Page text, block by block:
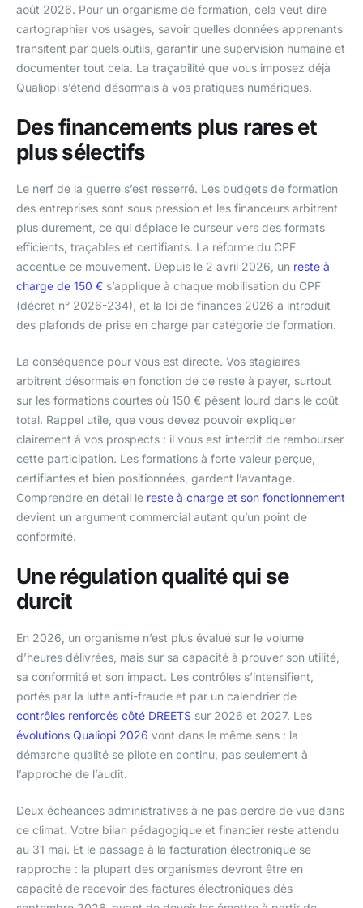
août 2026. Pour un organisme de formation, cela veut dire
cartographier vos usages, savoir quelles données apprenants
transitent par quels outils, garantir une supervision humaine et
documenter tout cela. La traçabilité que vous imposez déjà
Qualiopi s’étend désormais à vos pratiques numériques.
Des financements plus rares et
plus sélectifs
Le nerf de la guerre s’est resserré. Les budgets de formation
des entreprises sont sous pression et les financeurs arbitrent
plus durement, ce qui déplace le curseur vers des formats
efficients, traçables et certifiants. La réforme du CPF
accentue ce mouvement. Depuis le 2 avril 2026, un reste à
charge de 150 € s’applique à chaque mobilisation du CPF
(décret n° 2026-234), et la loi de finances 2026 a introduit
des plafonds de prise en charge par catégorie de formation.
La conséquence pour vous est directe. Vos stagiaires
arbitrent désormais en fonction de ce reste à payer, surtout
sur les formations courtes où 150 € pèsent lourd dans le coût
total. Rappel utile, que vous devez pouvoir expliquer
clairement à vos prospects : il vous est interdit de rembourser
cette participation. Les formations à forte valeur perçue,
certifiantes et bien positionnées, gardent l’avantage.
Comprendre en détail le reste à charge et son fonctionnement
devient un argument commercial autant qu’un point de
conformité.
Une régulation qualité qui se
durcit
En 2026, un organisme n’est plus évalué sur le volume
d’heures délivrées, mais sur sa capacité à prouver son utilité,
sa conformité et son impact. Les contrôles s’intensifient,
portés par la lutte anti-fraude et par un calendrier de
contrôles renforcés côté DREETS sur 2026 et 2027. Les
évolutions Qualiopi 2026 vont dans le même sens : la
démarche qualité se pilote en continu, pas seulement à
l’approche de l’audit.
Deux échéances administratives à ne pas perdre de vue dans
ce climat. Votre bilan pédagogique et financier reste attendu
au 31 mai. Et le passage à la facturation électronique se
rapproche : la plupart des organismes devront être en
capacité de recevoir des factures électroniques dès